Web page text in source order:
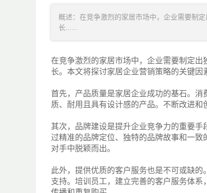
概述：在竞争激烈的家居市场中，企业需要制
长......
在竞争激烈的家居市场中，企业需要制定
长。本文将探讨家居企业营销策略的关键因
首先，产品质量是家居企业成功的基石。
质、耐用且具有设计感的产品。不断改进和
其次，品牌建设是提升企业竞争力的重要
过精准的品牌定位、独特的品牌故事和一
对手中脱颖而出。
此外，提供优质的客户服务也是不可或缺
支持。培训员工，建立完善的客户服务体